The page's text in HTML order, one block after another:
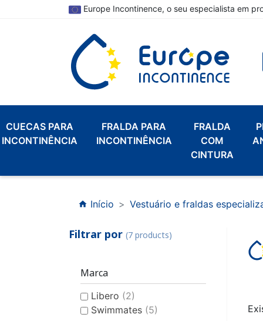
Europe Incontinence, o seu especialista em
CUECAS PARA
INCONTINÊNCIA
FRALDA PARA
INCONTINÊNCIA
FRALDA
COM
CINTURA
FEMININA
CUECA
home Início Vestuário e fraldas
Filtrar por (7 products)
Marca
Libero (2)
Swimmates (5)